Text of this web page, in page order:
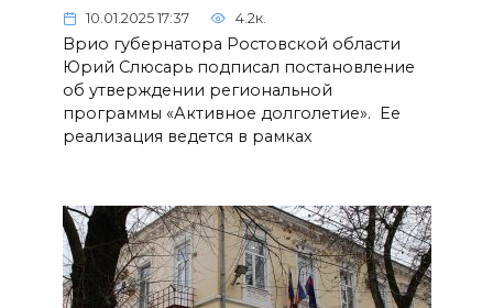
10.01.2025 17:37 4.2к.
Врио губернатора Ростовской области
Юрий Слюсарь подписал постановление
об утверждении региональной
программы «Активное долголетие». Ее
реализация ведется в рамках